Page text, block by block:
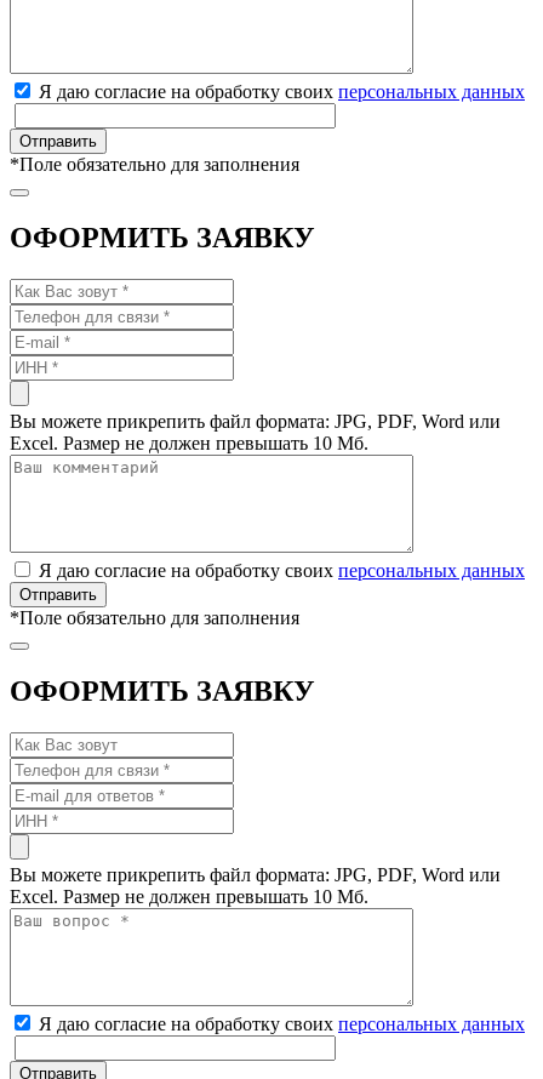
Я даю согласие на обработку своих персональных данных
*Поле обязательно для заполнения
ОФОРМИТЬ ЗАЯВКУ
Вы можете прикрепить файл формата: JPG, PDF, Word или
Excel. Размер не должен превышать 10 Мб.
Я даю согласие на обработку своих персональных данных
*Поле обязательно для заполнения
ОФОРМИТЬ ЗАЯВКУ
Вы можете прикрепить файл формата: JPG, PDF, Word или
Excel. Размер не должен превышать 10 Мб.
Я даю согласие на обработку своих персональных данных